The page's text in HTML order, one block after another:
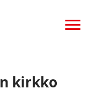
kirkko